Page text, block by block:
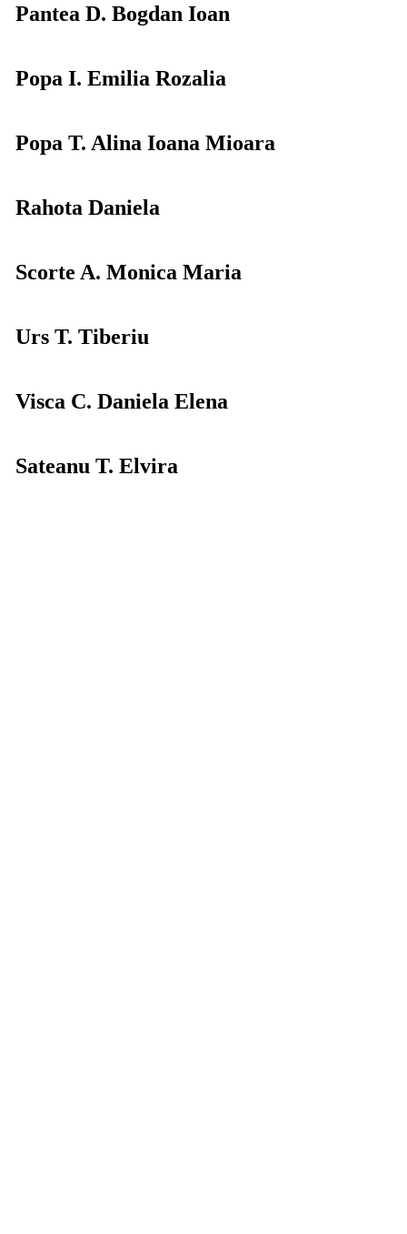
Pantea D. Bogdan Ioan
Popa I. Emilia Rozalia
Popa T. Alina Ioana Mioara
Rahota Daniela
Scorte A. Monica Maria
Urs T. Tiberiu
Visca C. Daniela Elena
Sateanu T. Elvira